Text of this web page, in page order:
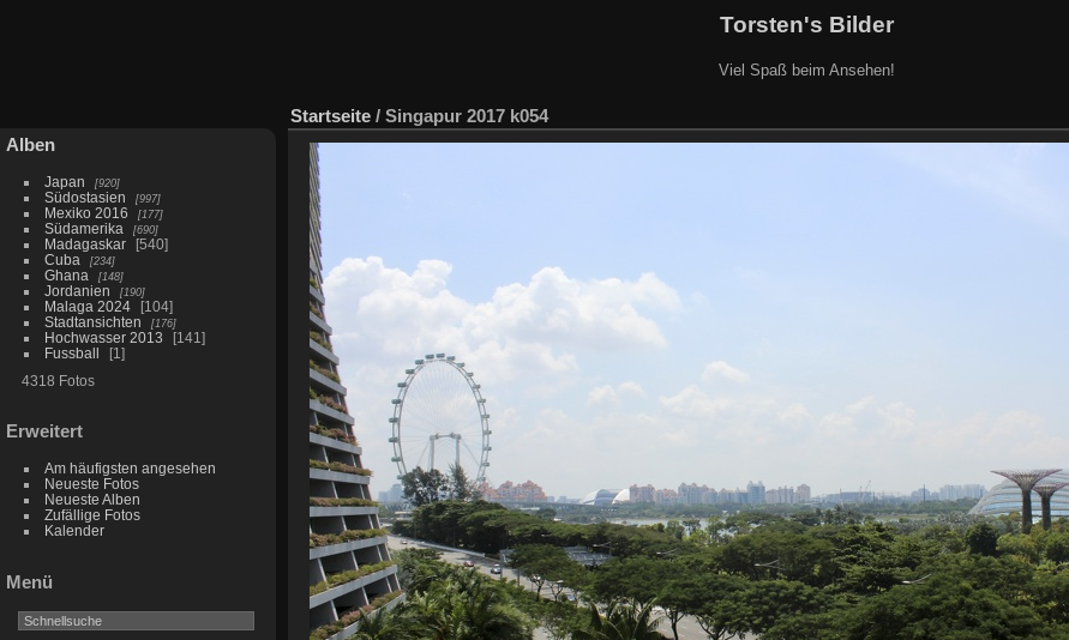
Torsten's Bilder
Viel Spaß beim Ansehen!
Alben
Japan 920
Südostasien 997
Mexiko 2016 177
Südamerika 690
Madagaskar
540
Cuba
234
Ghana 148
Jordanien 190
Malaga 2024
104
Stadtansichten
176
Hochwasser 2013
141
Fussball
1
4318 Fotos
Erweitert
Am häufigsten angesehen
Neueste Fotos
Neueste Alben
Zufällige Fotos
Kalender
Menü
Startseite / Singapur 2017 k054